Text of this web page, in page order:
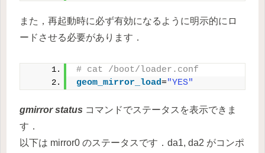
また，再起動時に必ず有効になるように明示的にロ
ードさせる必要があります．
# cat /boot/loader.conf
geom_mirror_load="YES"
gmirror status コマンドでステータスを表示できま
す．
以下は mirror0 のステータスです．da1, da2 がコンポ